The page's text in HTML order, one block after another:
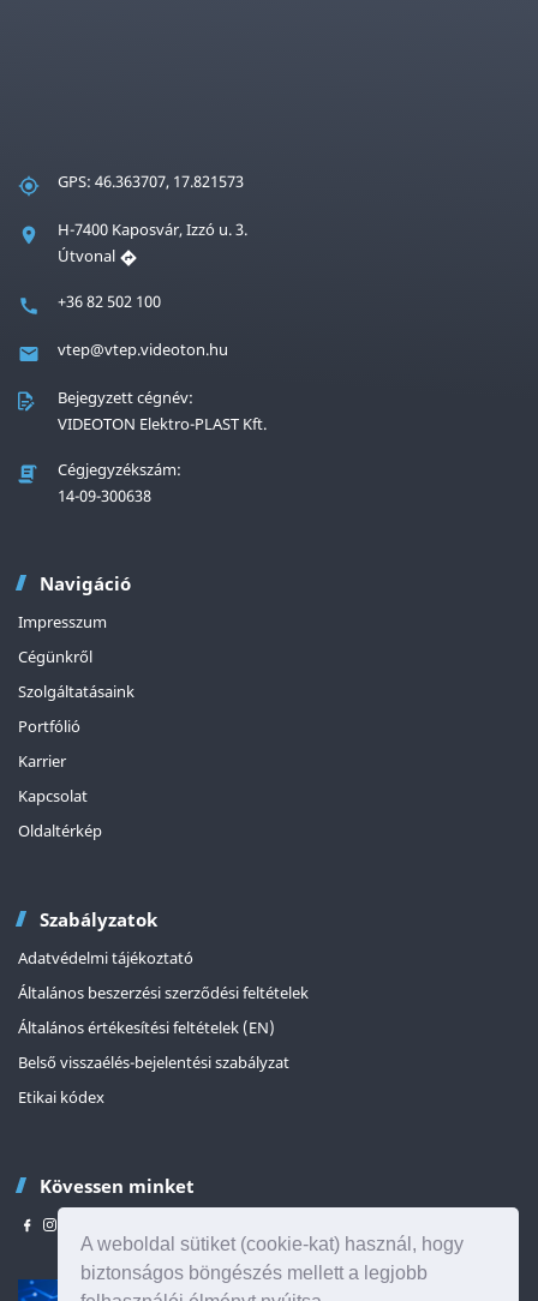
A weboldal sütiket (cookie-kat) használ, hogy
biztonságos böngészés mellett a legjobb
GPS: 46.363707, 17.821573
H-7400 Kaposvár, Izzó u. 3.
Útvonal
+36 82 502 100
vtep@vtep.videoton.hu
Bejegyzett cégnév:
VIDEOTON Elektro-PLAST Kft.
Cégjegyzékszám:
14-09-300638
Navigáció
Impresszum
Cégünkről
Szolgáltatásaink
Portfólió
Karrier
Kapcsolat
Oldaltérkép
Szabályzatok
Adatvédelmi tájékoztató
Általános beszerzési szerződési feltételek
Általános értékesítési feltételek (EN)
Belső visszaélés-bejelentési szabályzat
Etikai kódex
Kövessen minket